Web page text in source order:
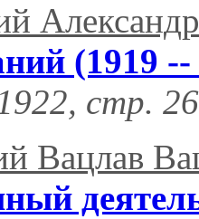
(1919 --
стр.
Вацлав